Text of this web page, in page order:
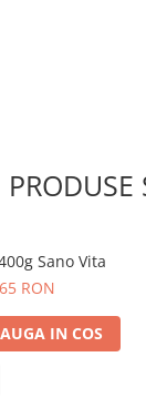
PRODUSE
Sano Vita
RON
IN COS